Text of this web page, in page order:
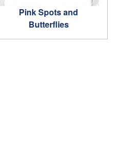
Pink Spots and
Butterflies